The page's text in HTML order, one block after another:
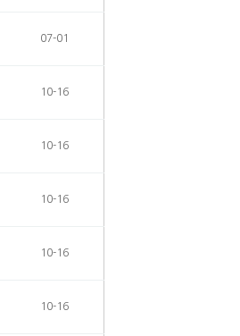
07-01
10-16
10-16
10-16
10-16
10-16